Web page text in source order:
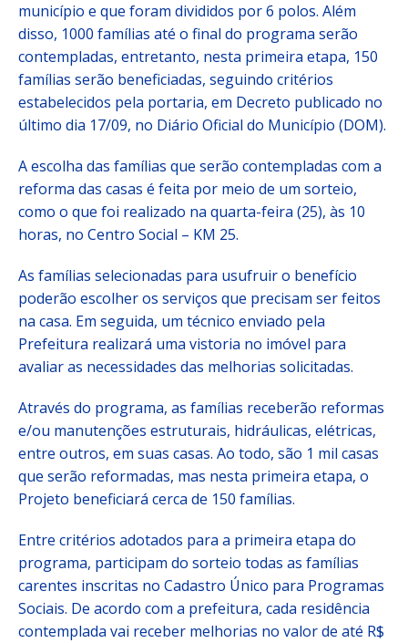
município e que foram divididos por 6 polos. Além
disso, 1000 famílias até o final do programa serão
contempladas, entretanto, nesta primeira etapa, 150
famílias serão beneficiadas, seguindo critérios
estabelecidos pela portaria, em Decreto publicado no
último dia 17/09, no Diário Oficial do Município (DOM).
A escolha das famílias que serão contempladas com a
reforma das casas é feita por meio de um sorteio,
como o que foi realizado na quarta-feira (25), às 10
horas, no Centro Social – KM 25.
As famílias selecionadas para usufruir o benefício
poderão escolher os serviços que precisam ser feitos
na casa. Em seguida, um técnico enviado pela
Prefeitura realizará uma vistoria no imóvel para
avaliar as necessidades das melhorias solicitadas.
Através do programa, as famílias receberão reformas
e/ou manutenções estruturais, hidráulicas, elétricas,
entre outros, em suas casas. Ao todo, são 1 mil casas
que serão reformadas, mas nesta primeira etapa, o
Projeto beneficiará cerca de 150 famílias.
Entre critérios adotados para a primeira etapa do
programa, participam do sorteio todas as famílias
carentes inscritas no Cadastro Único para Programas
Sociais. De acordo com a prefeitura, cada residência
contemplada vai receber melhorias no valor de até R$